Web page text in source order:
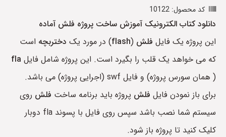
کد محصول: 10122
دانلود کتاب الکترونیک آموزش ساخت پروژه فلش آماده
این پروژه یک فایل فلش (
flash) در مورد یک دختربچه است
که می خواهد یک قلب را بگیرد است. این پروژه شامل فایل fla
( همان سورس پروژه) و فایل swf (اجرایی پروژه) می باشد.
برای باز نمودن فایل فلش پروژه باید برنامه ساخت فلش روی
سیستم شما نصب باشد سپس روی فایل با پسوند fla دوبار
کلیک کنید تا پروژه باز شود.